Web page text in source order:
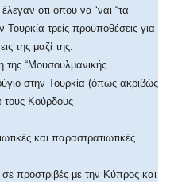
ότι όπου να ‘ναι “τα
Τουρκία τρείς προϋποθέσεις για
της μαζί της:
“Μουσουλμανικής
στην Τουρκία (όπως ακριβώς
τους Κούρδους
και παραστρατιωτικές
προστριβές με την Κύπρος και